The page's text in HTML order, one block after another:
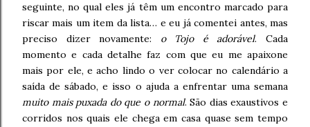
seguinte, no qual eles já têm um encontro marcado para
riscar mais um item da lista… e eu já comentei antes, mas
preciso dizer novamente: o Tojo é adorável. Cada
momento e cada detalhe faz com que eu me apaixone
mais por ele, e acho lindo o ver colocar no calendário a
saída de sábado, e isso o ajuda a enfrentar uma semana
muito mais puxada do que o normal. São dias exaustivos e
corridos nos quais ele chega em casa quase sem tempo